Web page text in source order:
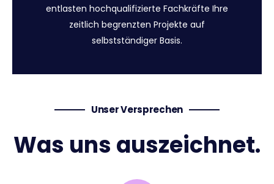
entlasten hochqualifizierte Fachkräfte Ihre
zeitlich begrenzten Projekte auf
selbstständiger Basis.
Unser Versprechen
Was uns auszeichnet.